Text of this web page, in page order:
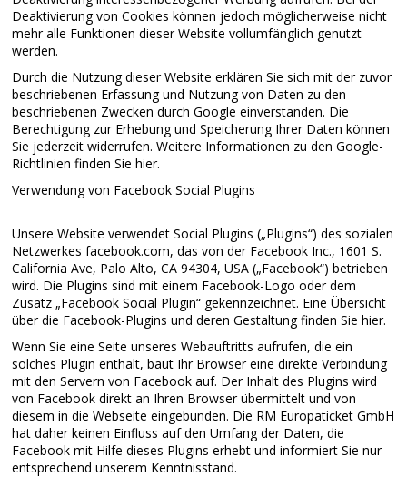
Deaktivierung von Cookies können jedoch möglicherweise nicht
mehr alle Funktionen dieser Website vollumfänglich genutzt
werden.
Durch die Nutzung dieser Website erklären Sie sich mit der zuvor
beschriebenen Erfassung und Nutzung von Daten zu den
beschriebenen Zwecken durch Google einverstanden. Die
Berechtigung zur Erhebung und Speicherung Ihrer Daten können
Sie jederzeit widerrufen. Weitere Informationen zu den Google-
Richtlinien finden Sie hier.
Verwendung von Facebook Social Plugins
Unsere Website verwendet Social Plugins („Plugins“) des sozialen
Netzwerkes facebook.com, das von der Facebook Inc., 1601 S.
California Ave, Palo Alto, CA 94304, USA („Facebook“) betrieben
wird. Die Plugins sind mit einem Facebook-Logo oder dem
Zusatz „Facebook Social Plugin“ gekennzeichnet. Eine Übersicht
über die Facebook-Plugins und deren Gestaltung finden Sie hier.
Wenn Sie eine Seite unseres Webauftritts aufrufen, die ein
solches Plugin enthält, baut Ihr Browser eine direkte Verbindung
mit den Servern von Facebook auf. Der Inhalt des Plugins wird
von Facebook direkt an Ihren Browser übermittelt und von
diesem in die Webseite eingebunden. Die RM Europaticket GmbH
hat daher keinen Einfluss auf den Umfang der Daten, die
Facebook mit Hilfe dieses Plugins erhebt und informiert Sie nur
entsprechend unserem Kenntnisstand.